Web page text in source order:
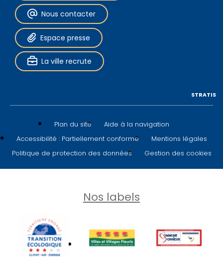
Nous contacter
Espace presse
La ville recrute
Plan du site
Aide à la navigation
Accessibilité : Partiellement conforme
Mentions légales
Politique de protection des données
Gestion des cookies
STRATIS
Nos labels